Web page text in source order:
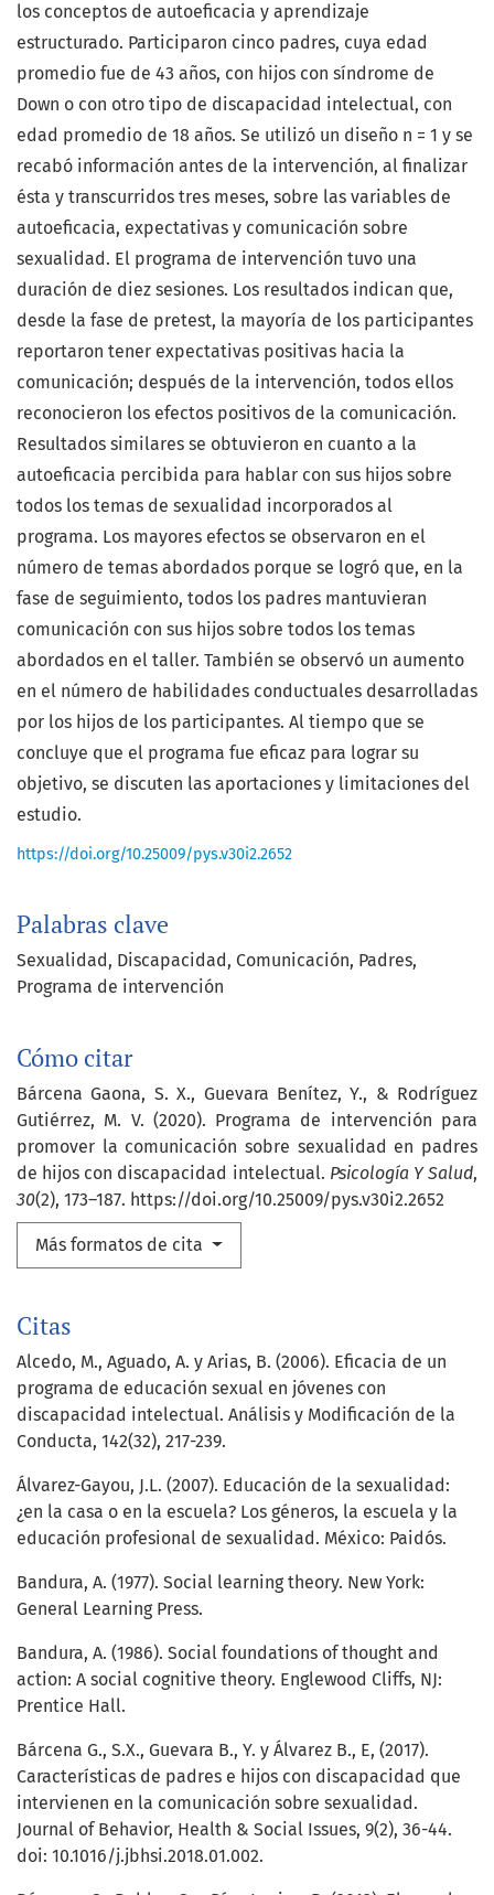
Palabras clave
Sexualidad Discapacidad Comunicación Padres
Programa de intervención
Cómo citar
Bárcena Gaona, S. X., Guevara Benítez, Y., & Rodríguez
Gutiérrez, M. V. (2020). Programa de intervención para
promover la comunicación sobre sexualidad en padres
de hijos con discapacidad intelectual. Psicología Y Salud,
30(2), 173–187. https://doi.org/10.25009/pys.v30i2.2652
Más formatos de cita
los conceptos de autoeficacia y aprendizaje
estructurado. Participaron cinco padres, cuya edad
promedio fue de 43 años, con hijos con síndrome de
Down o con otro tipo de discapacidad intelectual, con
edad promedio de 18 años. Se utilizó un diseño n = 1 y se
recabó información antes de la intervención, al finalizar
ésta y transcurridos tres meses, sobre las variables de
autoeficacia, expectativas y comunicación sobre
sexualidad. El programa de intervención tuvo una
duración de diez sesiones. Los resultados indican que,
desde la fase de pretest, la mayoría de los participantes
reportaron tener expectativas positivas hacia la
comunicación; después de la intervención, todos ellos
reconocieron los efectos positivos de la comunicación.
Resultados similares se obtuvieron en cuanto a la
autoeficacia percibida para hablar con sus hijos sobre
todos los temas de sexualidad incorporados al
programa. Los mayores efectos se observaron en el
número de temas abordados porque se logró que, en la
fase de seguimiento, todos los padres mantuvieran
comunicación con sus hijos sobre todos los temas
abordados en el taller. También se observó un aumento
en el número de habilidades conductuales desarrolladas
por los hijos de los participantes. Al tiempo que se
concluye que el programa fue eficaz para lograr su
objetivo, se discuten las aportaciones y limitaciones del
estudio.
https://doi.org/10.25009/pys.v30i2.2652
Citas
Alcedo, M., Aguado, A. y Arias, B. (2006). Eficacia de un
programa de educación sexual en jóvenes con
discapacidad intelectual. Análisis y Modificación de la
Conducta, 142(32), 217-239.
Álvarez-Gayou, J.L. (2007). Educación de la sexualidad:
¿en la casa o en la escuela? Los géneros, la escuela y la
educación profesional de sexualidad. México: Paidós.
Bandura, A. (1977). Social learning theory. New York:
General Learning Press.
Bandura, A. (1986). Social foundations of thought and
action: A social cognitive theory. Englewood Cliffs, NJ:
Prentice Hall.
Bárcena G., S.X., Guevara B., Y. y Álvarez B., E, (2017).
Características de padres e hijos con discapacidad que
intervienen en la comunicación sobre sexualidad.
Journal of Behavior, Health & Social Issues, 9(2), 36-44.
doi: 10.1016/j.jbhsi.2018.01.002.